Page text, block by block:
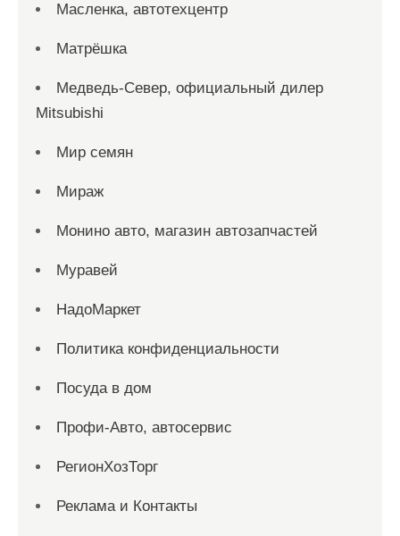
Масленка, автотехцентр
Матрёшка
Медведь-Север, официальный дилер
Mitsubishi
Мир семян
Мираж
Монино авто, магазин автозапчастей
Муравей
НадоМаркет
Политика конфиденциальности
Посуда в дом
Профи-Авто, автосервис
РегионХозТорг
Реклама и Контакты